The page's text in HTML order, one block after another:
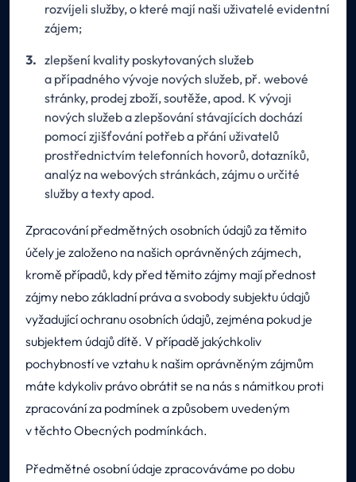
rozvíjeli služby, o které mají naši uživatelé evidentní
zájem;
zlepšení kvality poskytovaných služeb
a případného vývoje nových služeb, př. webové
stránky, prodej zboží, soutěže, apod. K vývoji
nových služeb a zlepšování stávajících dochází
pomocí zjišťování potřeb a přání uživatelů
prostřednictvím telefonních hovorů, dotazníků,
analýz na webových stránkách, zájmu o určité
služby a texty apod.
Zpracování předmětných osobních údajů za těmito
účely je založeno na našich oprávněných zájmech,
kromě případů, kdy před těmito zájmy mají přednost
zájmy nebo základní práva a svobody subjektu údajů
vyžadující ochranu osobních údajů, zejména pokud je
subjektem údajů dítě. V případě jakýchkoliv
pochybností ve vztahu k našim oprávněným zájmům
máte kdykoliv právo obrátit se na nás s námitkou proti
zpracování za podmínek a způsobem uvedeným
v těchto Obecných podmínkách.
Předmětné osobní údaje zpracováváme po dobu